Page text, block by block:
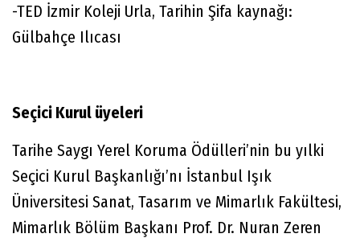
-TED İzmir Koleji Urla, Tarihin Şifa kaynağı:
Gülbahçe Ilıcası
Seçici Kurul üyeleri
Tarihe Saygı Yerel Koruma Ödülleri’nin bu yılki
Seçici Kurul Başkanlığı’nı İstanbul Işık
Üniversitesi Sanat, Tasarım ve Mimarlık Fakültesi,
Mimarlık Bölüm Başkanı Prof. Dr. Nuran Zeren